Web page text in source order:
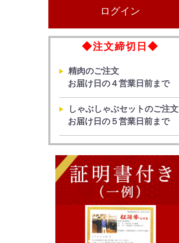
ログイン
◆注文締切日◆
精肉のご注文
お届け日の４営業日前まで
しゃぶしゃぶセットのご注文
お届け日の５営業日前まで